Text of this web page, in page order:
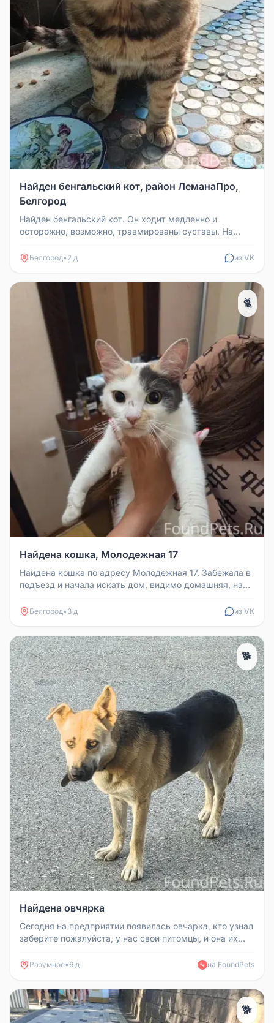
Найден бенгальский кот, район ЛеманаПро,
Белгород
Найден бенгальский кот. Он ходит медленно и
осторожно, возможно, травмированы суставы. На
Белгород• 2 д из VK
🐈
Найдена кошка, Молодежная 17
Найдена кошка по адресу Молодежная 17. Забежала в
подъезд и начала искать дом, видимо домашняя, на
Белгород• 3 д из VK
🐕
Найдена овчярка
Сегодня на предприятии появилась овчарка, кто узнал
заберите пожалуйста, у нас свои питомцы, и она их
Разумное•6 д 🐾 на FoundPets
🐕